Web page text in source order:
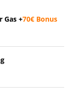
Gas +70€ Bonus